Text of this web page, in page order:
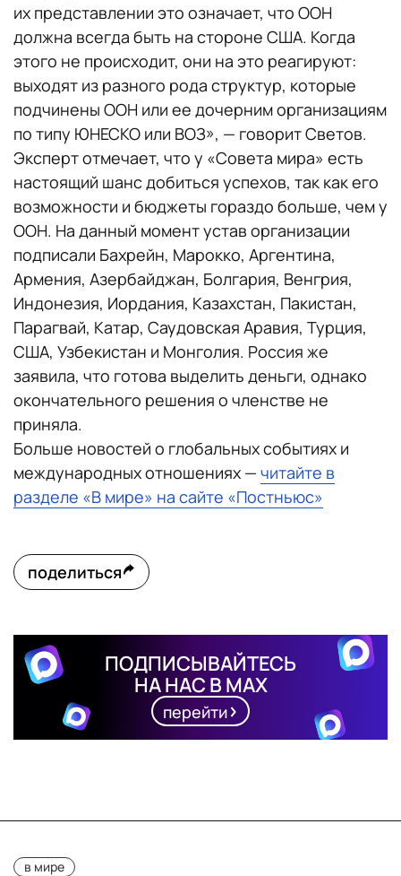
их представлении это означает, что ООН
должна всегда быть на стороне США. Когда
этого не происходит, они на это реагируют:
выходят из разного рода структур, которые
подчинены ООН или ее дочерним организациям
по типу ЮНЕСКО или ВОЗ», — говорит Светов.
Эксперт отмечает, что у «Совета мира» есть
настоящий шанс добиться успехов, так как его
возможности и бюджеты гораздо больше, чем у
ООН. На данный момент устав организации
подписали Бахрейн, Марокко, Аргентина,
Армения, Азербайджан, Болгария, Венгрия,
Индонезия, Иордания, Казахстан, Пакистан,
Парагвай, Катар, Саудовская Аравия, Турция,
США, Узбекистан и Монголия. Россия же
заявила, что готова выделить деньги, однако
окончательного решения о членстве не
приняла.
Больше новостей о глобальных событиях и
международных отношениях — читайте в
разделе «В мире» на сайте «Постньюс»
поделиться
ПОДПИСЫВАЙТЕСЬ
НА НАС В MAX
перейти
в мире